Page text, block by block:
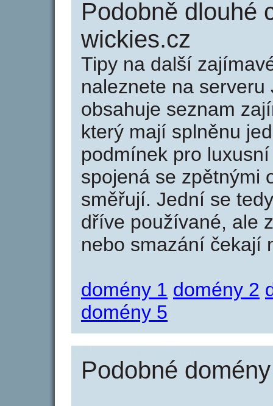
Podobně dlouhé
wickies.cz
Tipy na další
naleznete na serveru
obsahuje seznam
který mají splněnu
podmínek pro
spojená se zpětnými
směřují. Jední se
dříve používané, ale
nebo smazání čekají
domény 1 domény 2
domény 5
Podobné